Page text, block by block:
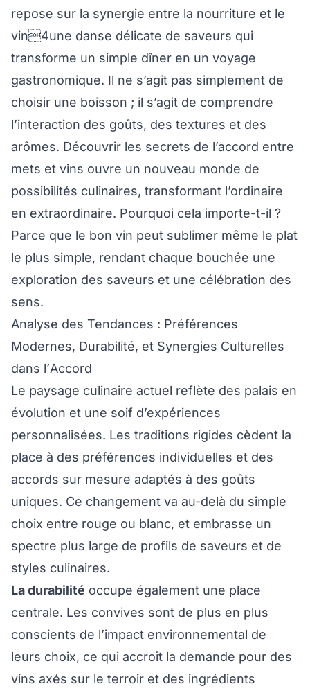
repose sur la synergie entre la nourriture et le
vin4une danse délicate de saveurs qui
transforme un simple dîner en un voyage
gastronomique. Il ne s’agit pas simplement de
choisir une boisson ; il s’agit de comprendre
l’interaction des goûts, des textures et des
arômes. Découvrir les secrets de l’accord entre
mets et vins ouvre un nouveau monde de
possibilités culinaires, transformant l’ordinaire
en extraordinaire. Pourquoi cela importe-t-il ?
Parce que le bon vin peut sublimer même le plat
le plus simple, rendant chaque bouchée une
exploration des saveurs et une célébration des
sens.
Analyse des Tendances : Préférences
Modernes, Durabilité, et Synergies Culturelles
dans l’Accord
Le paysage culinaire actuel reflète des palais en
évolution et une soif d’expériences
personnalisées. Les traditions rigides cèdent la
place à des préférences individuelles et des
accords sur mesure adaptés à des goûts
uniques. Ce changement va au-delà du simple
choix entre rouge ou blanc, et embrasse un
spectre plus large de profils de saveurs et de
styles culinaires.
La durabilité occupe également une place
centrale. Les convives sont de plus en plus
conscients de l’impact environnemental de
leurs choix, ce qui accroît la demande pour des
vins axés sur le terroir et des ingrédients